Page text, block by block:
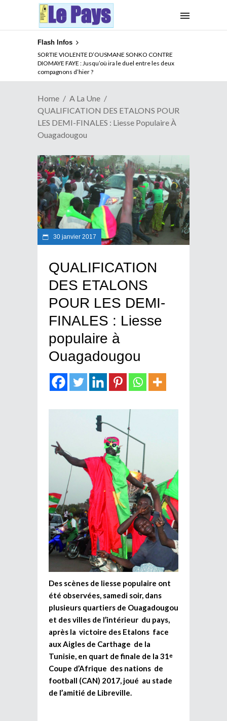
Flash Infos
SORTIE VIOLENTE D’OUSMANE SONKO CONTRE
DIOMAYE FAYE : Jusqu’où ira le duel entre les deux
compagnons d’hier ?
Home
A La Une
QUALIFICATION DES ETALONS POUR
LES DEMI-FINALES : Liesse Populaire À
Ouagadougou
30 janvier 2017
QUALIFICATION
DES ETALONS
POUR LES DEMI-
FINALES : Liesse
populaire à
Ouagadougou
Des scènes de liesse populaire ont
été observées, samedi soir, dans
plusieurs quartiers de Ouagadougou
et des villes de l’intérieur du pays,
après la victoire des Etalons face
aux Aigles de Carthage de la
Tunisie, en quart de finale de la 31e
Coupe d’Afrique des nations de
football (CAN) 2017, joué au stade
de l’amitié de Libreville.